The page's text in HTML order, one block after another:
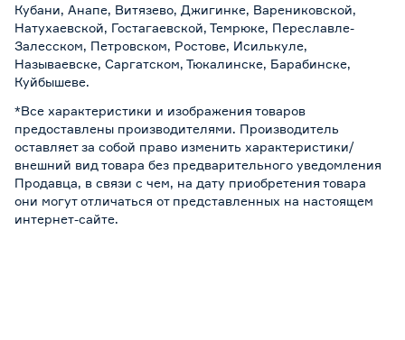
Кубани, Анапе, Витязево, Джигинке, Варениковской,
Натухаевской, Гостагаевской, Темрюке, Переславле-
Залесском, Петровском, Ростове, Исилькуле,
Называевске, Саргатском, Тюкалинске, Барабинске,
Куйбышеве.
*Все характеристики и изображения товаров
предоставлены производителями. Производитель
оставляет за собой право изменить характеристики/
внешний вид товара без предварительного уведомления
Продавца, в связи с чем, на дату приобретения товара
они могут отличаться от представленных на настоящем
интернет-сайте.